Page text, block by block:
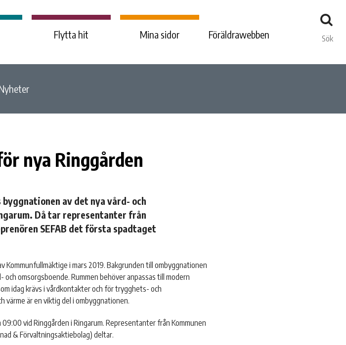
Sök
Flytta hit Mina sidor Föräldrawebben
nya Ringgården
av det nya vård- och
Då tar representanter från
SEFAB det första spadtaget
i mars 2019. Bakgrunden till ombyggnationen
omsorgsboende. Rummen behöver anpassas till modern
idag krävs i vårdkontakter och för trygghets- och
är en viktig del i ombyggnationen.
vid Ringgården i Ringarum. Representanter från Kommunen
& Förvaltningsaktiebolag) deltar.